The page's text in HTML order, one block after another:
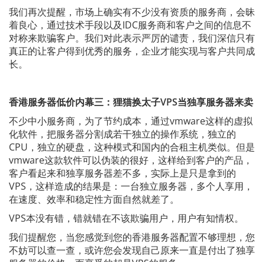
我们再次提醒，市场上确实有不少没有资质的服务商，会昧
着良心，通过技术手段以及IDC服务商和客户之间的信息不
对称来欺骗客户。我们对此表示严厉的谴责，我们深信只有
真正的让客户得到优秀的服务，企业才能实现与客户共同成
长。
香港服务器低价内幕三：狸猫换太子VPS当独享服务器来卖
不少中小服务商，为了节约成本，通过vmware这样的虚拟
化软件，把服务器分割成若干独立的操作系统，独立的
CPU，独立的硬盘，这种模式和国内的合租主机类似。但是
vmware这款软件可以伪装的很好，这样给到客户的产品，
客户看起来和独享服务器差不多，实际上是只是拿到的
VPS，这样造成的结果是：一台独立服务器，多个人享用，
在速度、效率和稳定性方面自然就差了。
VPS本没有错，错就错在不该欺骗用户，用户有知情权。
我们提醒您，当您感觉到您的香港服务器配置不够理想，您
不妨可以查一查，或许您会发现自己原来一直是付出了独享